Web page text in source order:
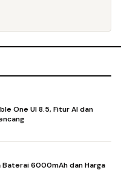
One UI 8.5, Fitur AI dan
Baterai 6000mAh dan Harga